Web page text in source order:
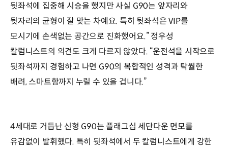
뒷좌석에 집중해 시승을 했지만 사실 G90는 앞자리와
뒷자리의 균형이 잘 맞는 차예요. 특히 뒷좌석은 VIP를
모시기에 손색없는 공간으로 진화했어요.” 정우성
칼럼니스트의 의견도 크게 다르지 않았다. “운전석을 시작으로
뒷좌석까지 경험하고 나면 G90의 복합적인 성격과 탁월한
배려, 스마트함까지 누릴 수 있을 겁니다.”
4세대로 거듭난 신형 G90는 플래그십 세단다운 면모를
유감없이 발휘했다. 특히 뒷좌석에서 두 칼럼니스트에게 강한